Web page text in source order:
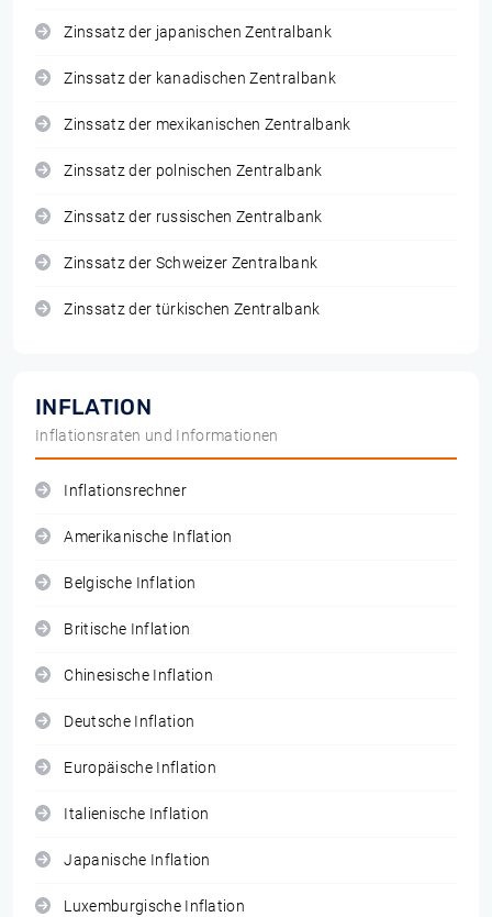
Zinssatz der japanischen Zentralbank
Zinssatz der kanadischen Zentralbank
Zinssatz der mexikanischen Zentralbank
Zinssatz der polnischen Zentralbank
Zinssatz der russischen Zentralbank
Zinssatz der Schweizer Zentralbank
Zinssatz der türkischen Zentralbank
INFLATION
Inflationsraten und Informationen
Inflationsrechner
Amerikanische Inflation
Belgische Inflation
Britische Inflation
Chinesische Inflation
Deutsche Inflation
Europäische Inflation
Italienische Inflation
Japanische Inflation
Luxemburgische Inflation